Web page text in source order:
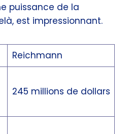
puissance de la
est impressionnant.
Reichmann
245 millions de dollars